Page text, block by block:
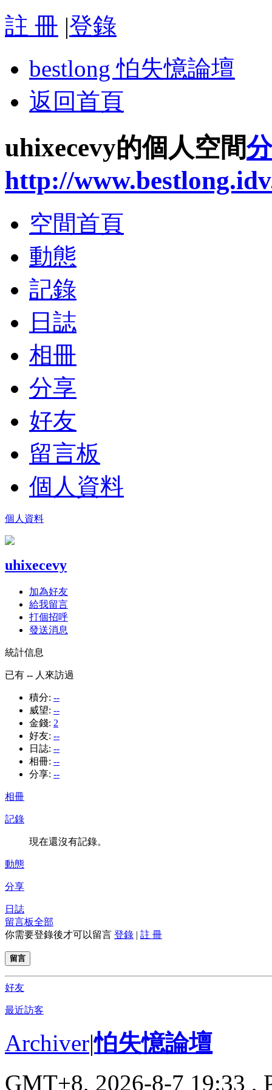
註 冊 |登錄
bestlong 怕失憶論壇
返回首頁
uhixecevy的個人空間
http://
空間首頁
動態
記錄
日誌
相冊
分享
好友
留言板
個人資料
個人資料
uhixecevy
加為好友
給我留言
打個招呼
發送消息
統計信息
已有 -- 人來訪過
積分: --
威望: --
金錢: 2
好友: --
日誌: --
相冊: --
分享: --
相冊
記錄
現在還沒有記錄。
動態
分享
日誌
留言板全部
你需要登錄後才可以留言 登錄 | 註 冊
留言
好友
最近訪客
Archiver|怕失憶論壇
GMT+8, 2026-8-7 19:33 ,